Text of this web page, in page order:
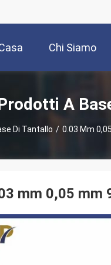
Chi Siamo
A
Di Tantallo / 0.03 Mm
mm 0,05 mm